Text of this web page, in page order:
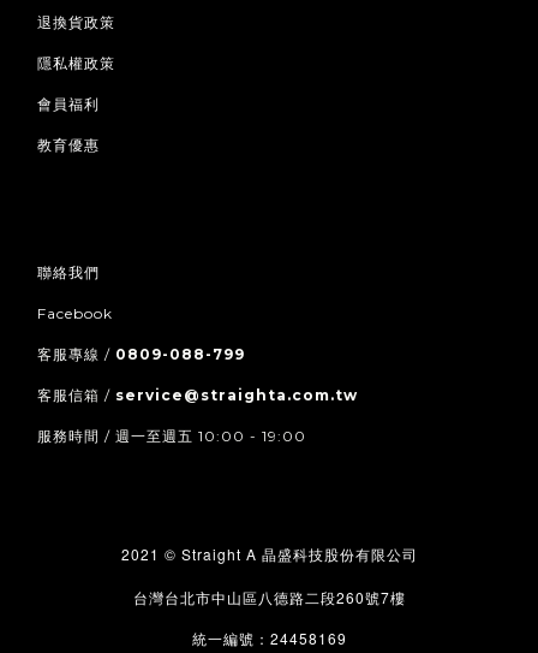
退換貨政策
隱私權政策
會員福利
教育優惠
聯絡我們
Facebook
客服專線 / 0809-088-799
客服信箱 / service@straighta.com.tw
服務時間 / 週一至週五 10:00 - 19:00
2021 © Straight A 晶盛科技股份有限公司
台灣台北市中山區八德路二段260號7樓
統一編號： 24458169